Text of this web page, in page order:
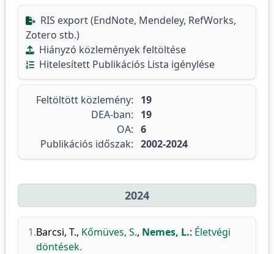
RIS export (EndNote, Mendeley, RefWorks,
Zotero stb.)
Hiányzó közlemények feltöltése
Hitelesített Publikációs Lista igénylése
Feltöltött közlemény:
19
DEA-ban:
19
OA: 6
Publikációs időszak: 2002-2024
2024
1.Barcsi, T., Kőmüves, S., Nemes, L.: Életvégi
döntések.